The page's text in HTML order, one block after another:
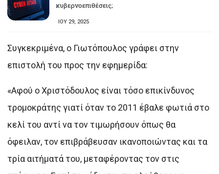
κυβερνοεπιθέσεις;
ΙΟΥ 29, 2025
Συγκεκριμένα, ο Γιωτόπουλος γράφει στην
επιστολή του προς την εφημερίδα:
«Αφού ο Χριστόδουλος είναι τόσο επικίνδυνος
τρομοκράτης γιατί όταν το 2011 έβαλε φωτιά στο
κελί του αντί να τον τιμωρήσουν όπως θα
όφειλαν, τον επιβράβευσαν ικανοποιώντας και τα
τρία αιτήματά του, μεταφέροντας τον στις